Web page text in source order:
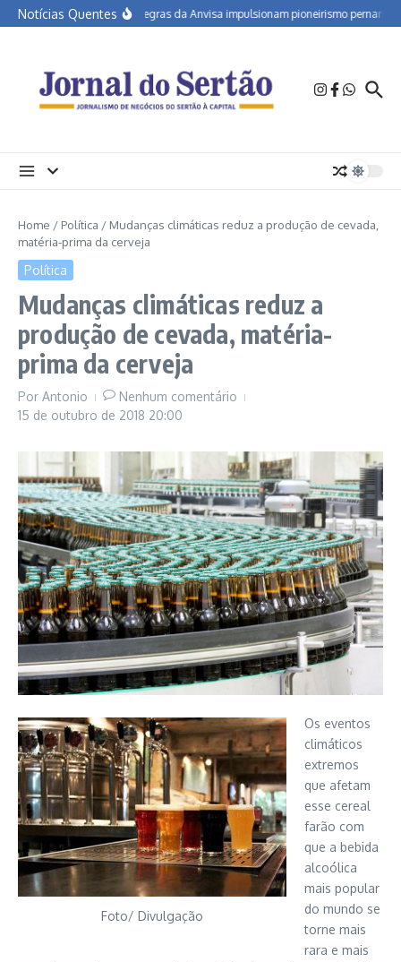
Ir para o conteúdo
Notícias QuentesNovas regras da Anvisa impulsionam pioneirismo
Home / Política / Mudanças climáticas reduz a produção de cevada,
matéria-prima da cerveja
Política
Mudanças climáticas reduz a
produção de cevada, matéria-
prima da cerveja
Por Antonio
Nenhum comentário
15 de outubro de 2018 20:00
Foto/ Divulgação
Os eventos
climáticos
extremos
que afetam
esse cereal
farão com
que a bebida
alcoólica
mais popular
do mundo se
torne mais
rara e mais